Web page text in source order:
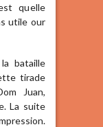
quelle
utile our
bataille
tirade
Juan,
La suite